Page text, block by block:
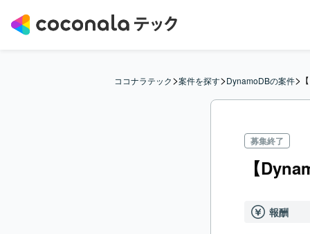
ココナラテック>案件を探す>DynamoDBの案件>
募集終了
【
報酬